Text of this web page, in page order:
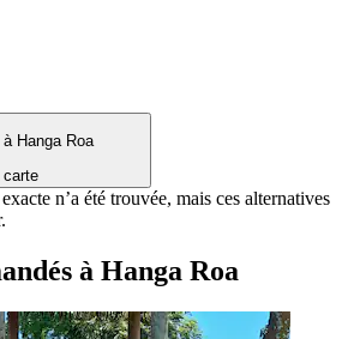
n’a été trouvée, mais ces alternatives
à Hanga Roa